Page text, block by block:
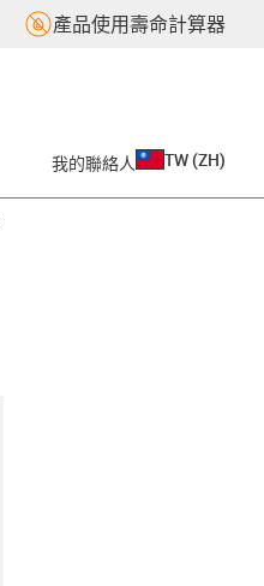
產品使用壽命計算器
我的聯絡人 TW (ZH)